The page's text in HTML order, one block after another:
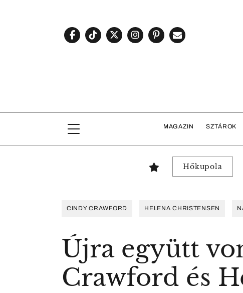
MAGAZIN SZTÁROK
Hőkupola
CINDY CRAWFORD HELENA CHRISTENSEN
Újra együtt
Crawford és